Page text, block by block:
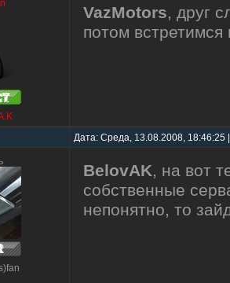
VazMotors, друг
потом
Дата: Среда, 13.08.2008,
BelovAK, на вот
собственные
непонятно, то